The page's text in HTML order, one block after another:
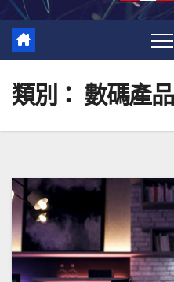
類別： 數碼產品